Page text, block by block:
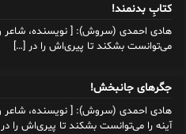
کتابِ بدنمند!
می‌توانست بشکند تا پیری‌اش را در […]
جگرهای جانبخش!
آینه را می‌توانست بشکند تا پیری‌اش را در